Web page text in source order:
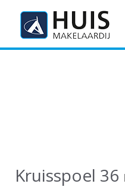
Kruisspoel 36